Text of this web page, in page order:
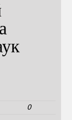
0